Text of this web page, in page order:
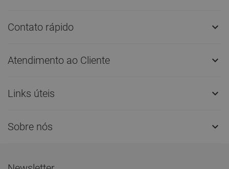
Contato rápido 
Atendimento ao Cliente 
Links úteis 
Sobre nós 